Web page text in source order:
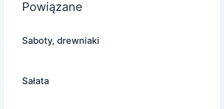
Powiązane
Saboty, drewniaki
Sałata